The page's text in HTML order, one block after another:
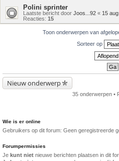
Polini sprinter
Laatste bericht door Joos...92 « 15
Reacties: 15
Toon onderwerpen van
Sorteer op
Nieuw onderwerp
35 onderwerpen •
Wie is er online
Gebruikers op dit forum: Geen geregistreerde
Forumpermissies
Je kunt niet nieuwe berichten plaatsen in dit